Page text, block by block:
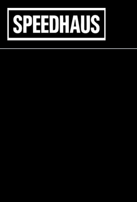
Siirry
sisältöön